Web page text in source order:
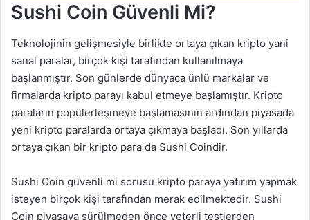
Sushi Coin Güvenli Mi?
Teknolojinin gelişmesiyle birlikte ortaya çıkan kripto yani
sanal paralar, birçok kişi tarafından kullanılmaya
başlanmıştır. Son günlerde dünyaca ünlü markalar ve
firmalarda kripto parayı kabul etmeye başlamıştır. Kripto
paraların popülerleşmeye başlamasının ardından piyasada
yeni kripto paralarda ortaya çıkmaya başladı. Son yıllarda
ortaya çıkan bir kripto para da Sushi Coindir.
Sushi Coin güvenli mi sorusu kripto paraya yatırım yapmak
isteyen birçok kişi tarafından merak edilmektedir. Sushi
Coin piyasaya sürülmeden önce yeterli testlerden